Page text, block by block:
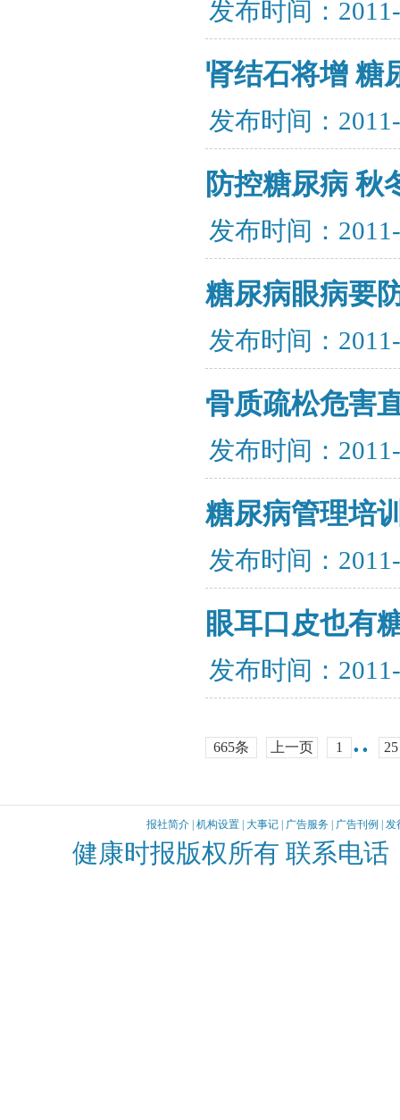
发布时间：
肾结石将增 糖
发布时间：
防控糖尿病 秋
发布时间：
糖尿病眼病要
发布时间：
骨质疏松危害
发布时间：
糖尿病管理培
发布时间：
眼耳口皮也有
发布时间：
665条 上一页 1 .. 25
报社简介 机构设置 大事记 广告服务 广告刊例 发
健康时报版权所有 联系电话